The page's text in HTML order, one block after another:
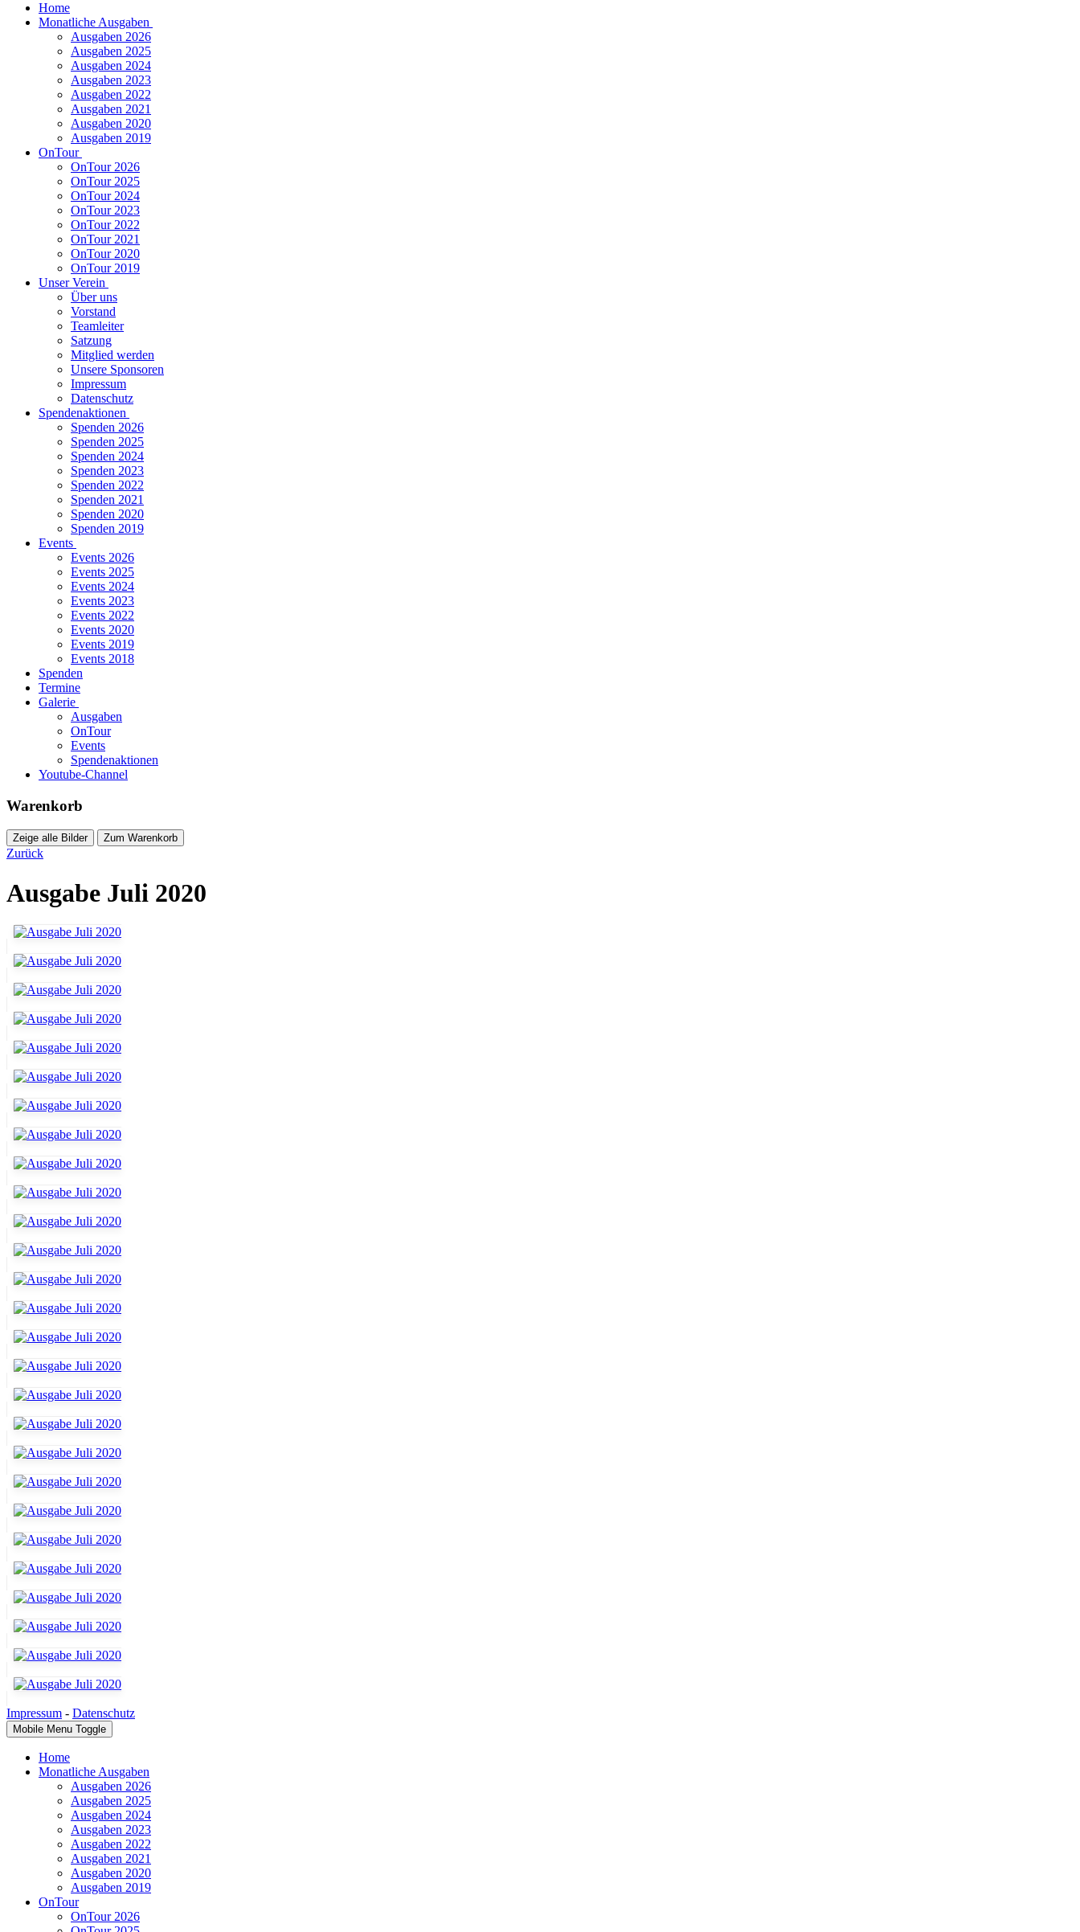
Home
Monatliche Ausgaben
Ausgaben 2026
Ausgaben 2025
Ausgaben 2024
Ausgaben 2023
Ausgaben 2022
Ausgaben 2021
Ausgaben 2020
Ausgaben 2019
OnTour
OnTour 2026
OnTour 2025
OnTour 2024
OnTour 2023
OnTour 2022
OnTour 2021
OnTour 2020
OnTour 2019
Unser Verein
Über uns
Vorstand
Teamleiter
Satzung
Mitglied werden
Unsere Sponsoren
Impressum
Datenschutz
Spendenaktionen
Spenden 2026
Spenden 2025
Spenden 2024
Spenden 2023
Spenden 2022
Spenden 2021
Spenden 2020
Spenden 2019
Events
Events 2026
Events 2025
Events 2024
Events 2023
Events 2022
Events 2020
Events 2019
Events 2018
Spenden
Termine
Galerie
Ausgaben
OnTour
Events
Spendenaktionen
Youtube-Channel
Warenkorb
Zeige alle Bilder Zum Warenkorb
Zurück
Ausgabe Juli 2020
Impressum - Datenschutz
Mobile Menu Toggle
Home
Monatliche Ausgaben
Ausgaben 2026
Ausgaben 2025
Ausgaben 2024
Ausgaben 2023
Ausgaben 2022
Ausgaben 2021
Ausgaben 2020
Ausgaben 2019
OnTour
OnTour 2026